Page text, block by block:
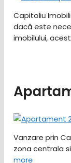
Capitoliu
dacă este
imobilului,
Vanzare prin
zona centrala
more